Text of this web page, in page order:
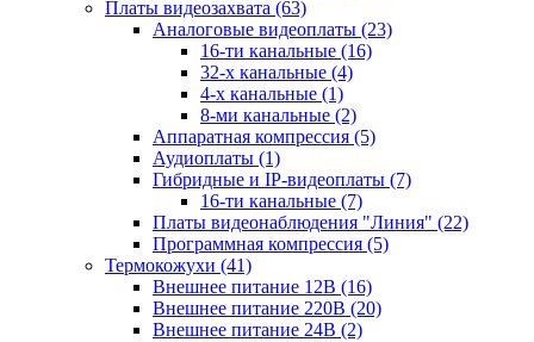
Платы видеозахвата (63)
Аналоговые видеоплаты (23)
16-ти канальные (16)
32-х канальные (4)
4-х канальные (1)
8-ми канальные (2)
Аппаратная компрессия (5)
Аудиоплаты (1)
Гибридные и IP-видеоплаты (7)
16-ти канальные (7)
Платы видеонаблюдения "Линия" (22)
Программная компрессия (5)
Термокожухи (41)
Внешнее питание 12В (16)
Внешнее питание 220В (20)
Внешнее питание 24В (2)